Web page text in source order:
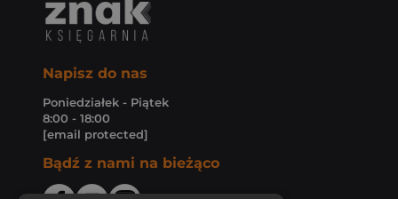
Napisz do nas
Poniedziałek - Piątek
8:00 - 18:00
[email protected]
Bądź z nami na bieżąco